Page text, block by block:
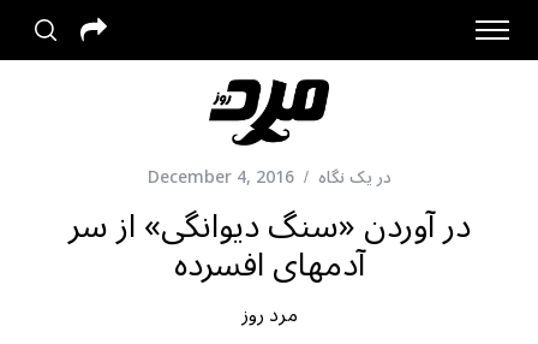
در یک نگاه December 4, 2016
در آوردن «سنگ دیوانگی» از سر
آدمهای افسرده
مرد روز